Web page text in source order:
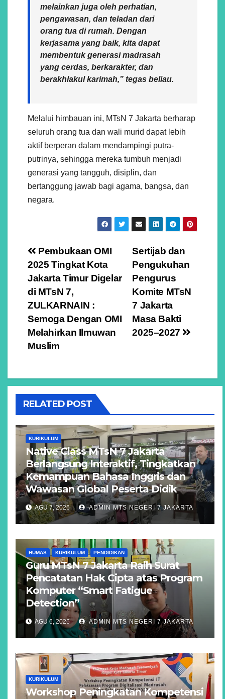
melainkan juga oleh perhatian,
pengawasan, dan teladan dari
orang tua di rumah. Dengan
kerjasama yang baik, kita dapat
membentuk generasi madrasah
yang cerdas, berkarakter, dan
berakhlakul karimah,” tegas beliau.
Melalui himbauan ini, MTsN 7 Jakarta berharap
seluruh orang tua dan wali murid dapat lebih
aktif berperan dalam mendampingi putra-
putrinya, sehingga mereka tumbuh menjadi
generasi yang tangguh, disiplin, dan
bertanggung jawab bagi agama, bangsa, dan
negara.
Navigasi
pos
Sertijab dan
Pengukuhan
Pengurus
Komite MTsN
7 Jakarta
Masa Bakti
2025–2027
Pembukaan OMI
2025 Tingkat Kota
Jakarta Timur Digelar
di MTsN 7,
ZULKARNAIN :
Semoga Dengan OMI
Melahirkan Ilmuwan
Muslim
RELATED POST
KURIKULUM
Native Class MTsN 7 Jakarta
Berlangsung Interaktif, Tingkatkan
Kemampuan Bahasa Inggris dan
Wawasan Global Peserta Didik
AGU 7, 2026 ADMIN MTS NEGERI 7 JAKARTA
HUMAS KURIKULUM PENDIDIKAN
Guru MTsN 7 Jakarta Raih Surat
Pencatatan Hak Cipta atas Program
Komputer “Smart Fatigue
Detection”
AGU 6, 2026 ADMIN MTS NEGERI 7 JAKARTA
KURIKULUM
Workshop Peningkatan Kompetensi